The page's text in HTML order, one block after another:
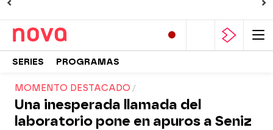
SERIES PROGRAMAS
MOMENTO DESTACADO
Una inesperada llamada del
laboratorio pone en apuros a Seniz